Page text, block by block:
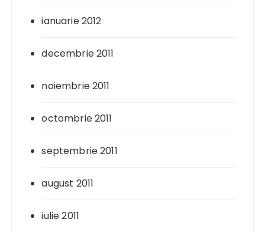
ianuarie 2012
decembrie 2011
noiembrie 2011
octombrie 2011
septembrie 2011
august 2011
iulie 2011